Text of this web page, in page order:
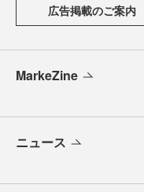
広告掲載のご案内
MarkeZine
ニュース